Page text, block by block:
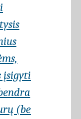
įsigyti
(be